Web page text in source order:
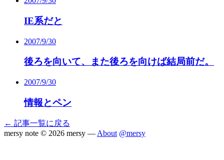
IE系だと
2007/9/30
後ろを向いて、また後ろを向けば結局前だ。
2007/9/30
情報とペン
← 記事一覧に戻る
mersy note © 2026 mersy —About @mersy